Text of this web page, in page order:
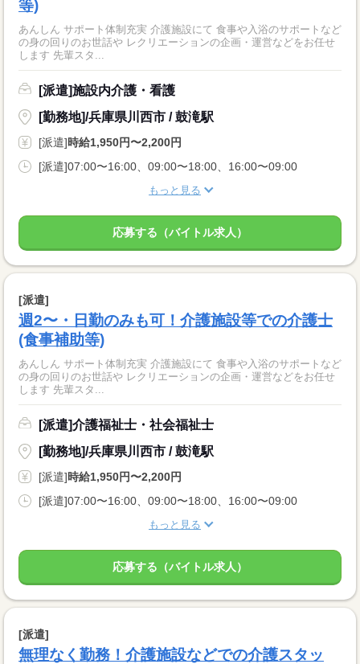
等)
あんしん サポート体制充実 介護施設にて 食事や入浴のサポートなど
の身の回りのお世話や レクリエーションの企画・運営などをお任せ
します 先輩スタ...
[派遣]施設内介護・看護
[勤務地]/兵庫県川西市 / 鼓滝駅
[派遣]時給1,950円〜2,200円
[派遣]07:00〜16:00、09:00〜18:00、16:00〜09:00
もっと見る
応募する（バイトル求人）
[派遣]
週2〜・日勤のみも可！介護施設等での介護士
(食事補助等)
あんしん サポート体制充実 介護施設にて 食事や入浴のサポートなど
の身の回りのお世話や レクリエーションの企画・運営などをお任せ
します 先輩スタ...
[派遣]介護福祉士・社会福祉士
[勤務地]/兵庫県川西市 / 鼓滝駅
[派遣]時給1,950円〜2,200円
[派遣]07:00〜16:00、09:00〜18:00、16:00〜09:00
もっと見る
応募する（バイトル求人）
[派遣]
無理なく勤務！介護施設などでの介護スタッ